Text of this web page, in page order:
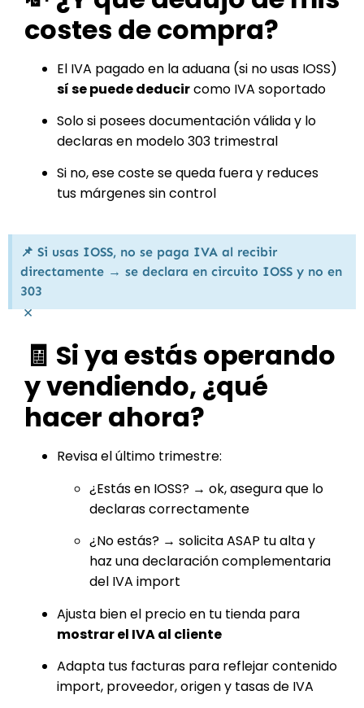
costes de compra?
El IVA pagado en la aduana (si no usas IOSS)
sí se puede deducircomo IVA soportado
Solo si posees documentación válida y lo
declaras en modelo 303 trimestral
Si no, ese coste se queda fuera y reduces
tus márgenes sin control
📌 Si usas IOSS, no se paga IVA al recibir
directamente → se declara en circuito IOSS y no en
303
×
🧾 Si ya estás operando
y vendiendo, ¿qué
hacer ahora?
Revisa el último trimestre:
¿Estás en IOSS? → ok, asegura que lo
declaras correctamente
¿No estás? → solicita ASAP tu alta y
haz una declaración complementaria
del IVA import
Ajusta bien el precio en tu tienda para
mostrar el IVA al cliente
Adapta tus facturas para reflejar contenido
import, proveedor, origen y tasas de IVA